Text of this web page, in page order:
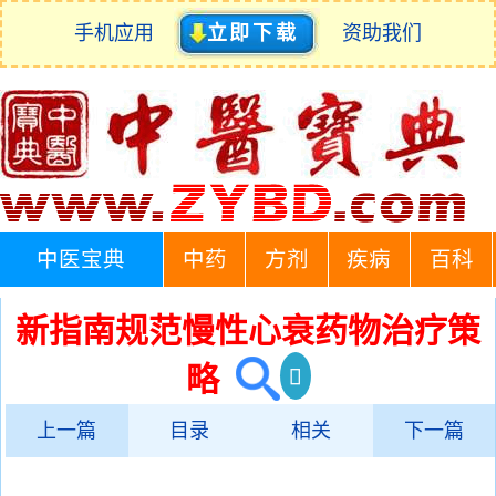
手机应用 立即下载 资助我们
中医宝典 中药 方剂 疾病 百科
新指南规范慢性心衰药物治疗策
略
上一篇 目录 相关 下一篇